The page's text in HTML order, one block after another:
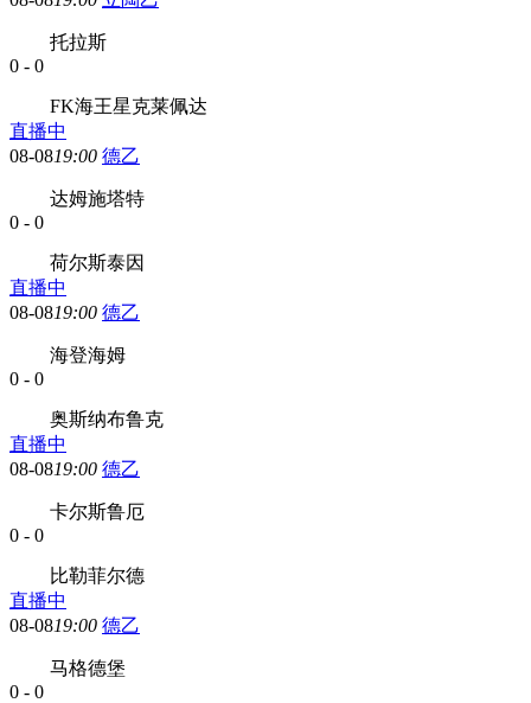
托拉斯
0 - 0
FK海王星克莱佩达
直播中
08-0819:00 德乙
达姆施塔特
0 - 0
荷尔斯泰因
直播中
08-0819:00 德乙
海登海姆
0 - 0
奥斯纳布鲁克
直播中
08-0819:00 德乙
卡尔斯鲁厄
0 - 0
比勒菲尔德
直播中
08-0819:00 德乙
马格德堡
0 - 0